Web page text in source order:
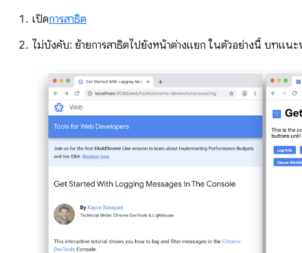
เปิดการสาธิต
ไม่บังคับ: ย้ายการสาธิตไปยังหน้าต่างแยก ในตัวอย่างนี้ บทแนะ